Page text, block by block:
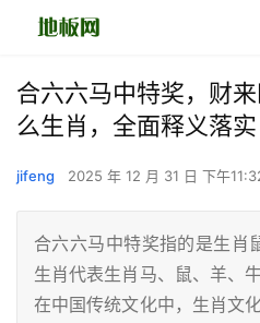
合六六马中特奖，财
么生肖，全面释义落实
jifeng 2025 年 12 月 31 日 下午
合六六马中特奖指的是生肖
生肖代表生肖马、鼠、羊、
在中国传统文化中，生肖文